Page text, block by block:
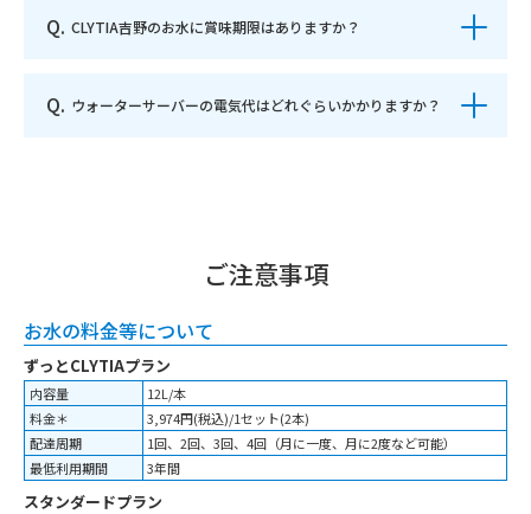
Q. CLYTIA吉野のお水に賞味期限はありますか？
Q. ウォーターサーバーの電気代はどれぐらいかかりますか？
ご注意事項
お水の料金等について
ずっとCLYTIAプラン
内容量
12L/本
料金＊
3,974円(税込)/1セット(2本)
配達周期
1回、2回、3回、4回（月に一度、月に2度など可能）
最低利用期間
3年間
スタンダードプラン